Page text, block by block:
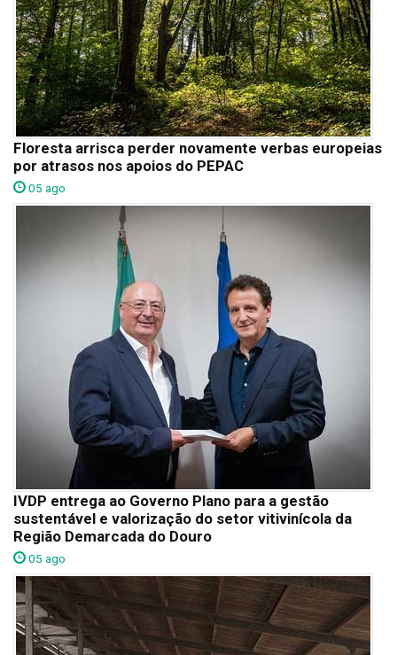
Floresta arrisca perder novamente verbas europeias
por atrasos nos apoios do PEPAC
05 ago
IVDP entrega ao Governo Plano para a gestão
sustentável e valorização do setor vitivinícola da
Região Demarcada do Douro
05 ago